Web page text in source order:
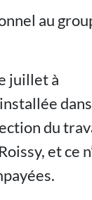
au
juillet à
dans
du
et ce